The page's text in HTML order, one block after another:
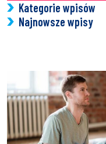
Kategorie wpisów
Najnowsze wpisy